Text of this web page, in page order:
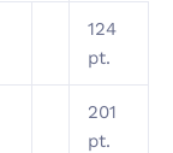
124
pt.
201
pt.